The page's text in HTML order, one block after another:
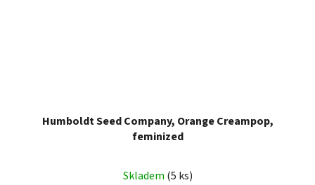
Humboldt Seed Company, Orange Creampop,
feminized
Skladem (5 ks)